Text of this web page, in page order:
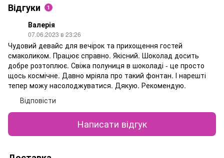
Відгуки 1
Валерія
07.06.2023 в 23:26
Чудовий девайс для вечірок та прихощення гостей
смаколиком. Працює справно. Якісний. Шоколад досить
добре розтоплює. Свіжа полуниця в шоколаді - це просто
щось космічне. Давно мріяла про такий фонтан. І нарешті
тепер можу насолоджуватися. Дякую. Рекомендую.
Відповісти
Написати відгук